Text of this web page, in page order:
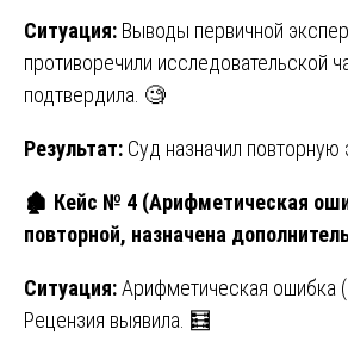
Ситуация: Выводы первичной
противоречили исследовательской
подтвердила. 🧐
Результат: Суд назначил повторную
🏚️ Кейс № 4 (Арифметическая
повторной, назначена
Ситуация:Арифметическая ошибка
Рецензия выявила. 🧮